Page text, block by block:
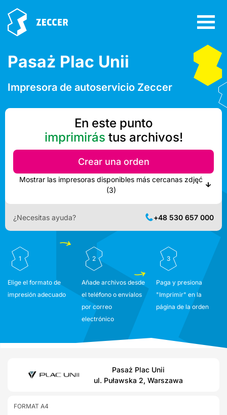
Pasaż Plac Unii
Impresora de autoservicio Zeccer
En este punto
imprimirás tus archivos!
Crear una orden
Mostrar las impresoras disponibles más cercanas zdjęć
(3)
¿Necesitas ayuda? +48 530 657 000
1
Elige el formato de
impresión adecuado
2
Añade archivos desde
el teléfono o envíalos
por correo
electrónico
3
Paga y presiona
"Imprimir" en la
página de la orden
Pasaż Plac Unii
ul. Puławska 2, Warszawa
FORMAT A4